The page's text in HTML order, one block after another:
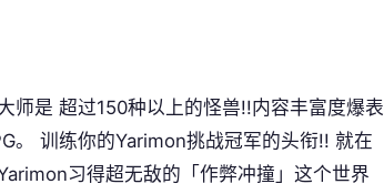
师是 超过150种以上的怪兽!!内容丰富度爆表
。 训练你的Yarimon挑战冠军的头衔!! 就在
习得超无敌的「作弊冲撞」这个世界